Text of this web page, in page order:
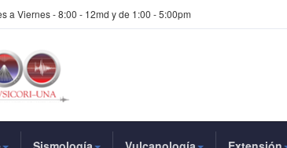
a Viernes - 8:00 - 12md y de 1:00 - 5:00pm